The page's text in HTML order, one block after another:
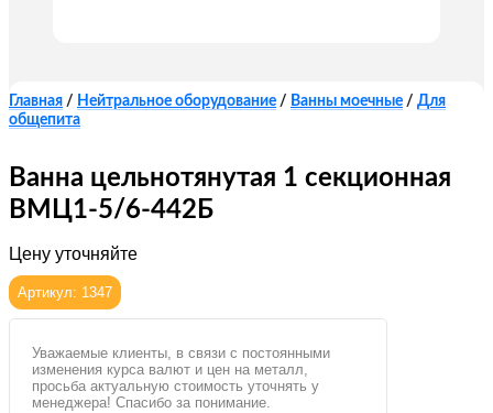
Главная / Нейтральное оборудование / Ванны моечные / Для
общепита
Ванна цельнотянутая 1 секционная
ВМЦ1-5/6-442Б
Цену уточняйте
Артикул: 1347
Уважаемые клиенты, в связи с постоянными
изменения курса валют и цен на металл,
просьба актуальную стоимость уточнять у
менеджера! Спасибо за понимание.